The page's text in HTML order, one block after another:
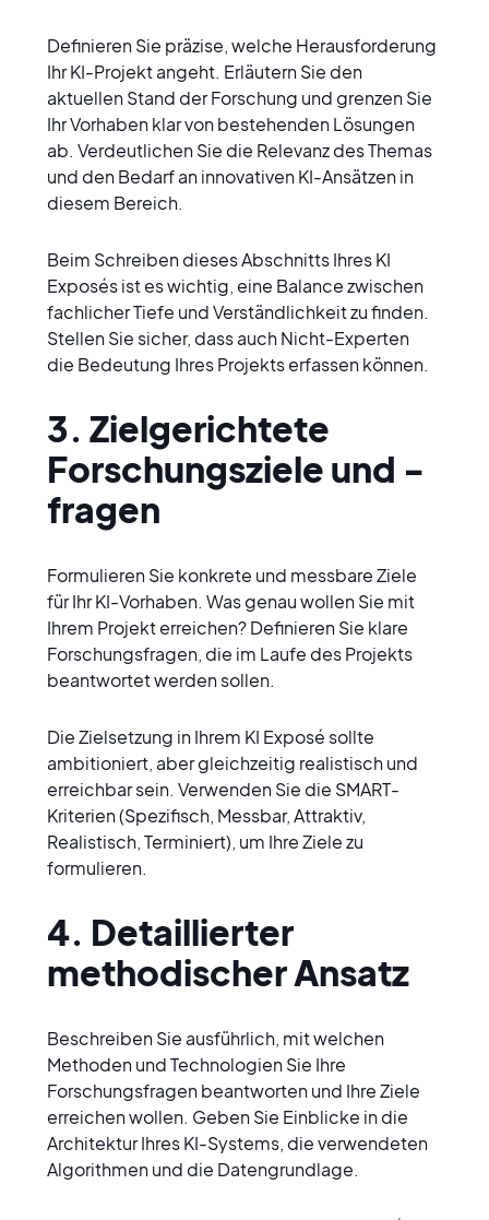
Definieren Sie präzise, welche Herausforderung
Ihr KI-Projekt angeht. Erläutern Sie den
aktuellen Stand der Forschung und grenzen Sie
Ihr Vorhaben klar von bestehenden Lösungen
ab. Verdeutlichen Sie die Relevanz des Themas
und den Bedarf an innovativen KI-Ansätzen in
diesem Bereich.
Beim Schreiben dieses Abschnitts Ihres KI
Exposés ist es wichtig, eine Balance zwischen
fachlicher Tiefe und Verständlichkeit zu finden.
Stellen Sie sicher, dass auch Nicht-Experten
die Bedeutung Ihres Projekts erfassen können.
3. Zielgerichtete
Forschungsziele und -
fragen
Formulieren Sie konkrete und messbare Ziele
für Ihr KI-Vorhaben. Was genau wollen Sie mit
Ihrem Projekt erreichen? Definieren Sie klare
Forschungsfragen, die im Laufe des Projekts
beantwortet werden sollen.
Die Zielsetzung in Ihrem KI Exposé sollte
ambitioniert, aber gleichzeitig realistisch und
erreichbar sein. Verwenden Sie die SMART-
Kriterien (Spezifisch, Messbar, Attraktiv,
Realistisch, Terminiert), um Ihre Ziele zu
formulieren.
4. Detaillierter
methodischer Ansatz
Beschreiben Sie ausführlich, mit welchen
Methoden und Technologien Sie Ihre
Forschungsfragen beantworten und Ihre Ziele
erreichen wollen. Geben Sie Einblicke in die
Architektur Ihres KI-Systems, die verwendeten
Algorithmen und die Datengrundlage.